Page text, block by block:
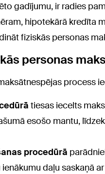
gadījumu, ir radies
hipotekārā kredīta
fiziskās personas
personas
process
tiesas iecelts
esošo mantu,
procedūrā
daļu saskaņā